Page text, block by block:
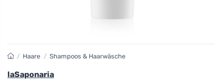
/ Haare / Shampoos & Haarwäsche
laSaponaria